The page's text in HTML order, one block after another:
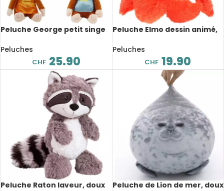
Peluche George petit singe
Peluches
CHF 25.90
Peluche Elmo dessin animé,
Peluches
CHF 19.90
Peluche Raton laveur, doux
Peluche de Lion de mer, doux